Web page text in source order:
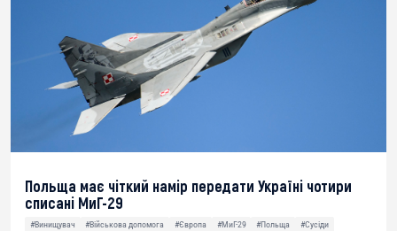
Польща має чіткий намір передати Україні чотири
списані МиГ-29
#Винищувач #Військова допомога #Європа #МиГ-29 #Польща
#Сусіди